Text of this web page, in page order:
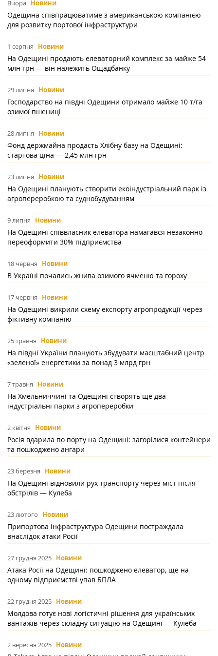
Вчора Новини
Одещина співпрацюватиме з американською компанією
для розвитку портової інфраструктури
1 серпня Новини
На Одещині продають елеваторний комплекс за майже 54
млн грн — він належить Ощадбанку
29 липня Новини
Господарство на півдні Одещини отримало майже 10 т/га
озимої пшениці
28 липня Новини
Фонд держмайна продасть Хлібну базу на Одещині:
стартова ціна — 2,45 млн грн
23 липня Новини
На Одещині планують створити екоіндустріальний парк із
агропереробкою та суднобудуванням
9 липня Новини
На Одещині співвласник елеватора намагався незаконно
переоформити 30% підприємства
18 червня Новини
В Україні почались жнива озимого ячменю та гороху
17 червня Новини
На Одещині викрили схему експорту агропродукції через
фіктивну компанію
25 травня Новини
На півдні України планують збудувати масштабний центр
«зеленої» енергетики за понад 3 млрд грн
7 травня Новини
На Хмельниччині та Одещині створять ще два
індустріальні парки з агропереробки
2 квітня Новини
Росія вдарила по порту на Одещині: загорілися контейнери
та пошкоджено ангари
23 березня Новини
На Одещині відновили рух транспорту через міст після
обстрілів — Кулеба
23 лютого Новини
Припортова інфраструктура Одещини постраждала
внаслідок атаки Росії
27 грудня 2025 Новини
Атака Росії на Одещині: пошкоджено елеватор, ще на
одному підприємстві упав БПЛА
22 грудня 2025 Новини
Молдова готує нові логістичні рішення для українських
вантажів через складну ситуацію на Одещині — Кулеба
2 вересня 2025 Новини